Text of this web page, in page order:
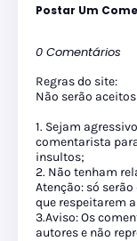
Postar Um
0 Comentários
Regras do site:
Não serão
1. Sejam
comentarista
insultos;
2. Não tenham
Atenção: só
que respeitarem
3.Aviso: Os
autores e não